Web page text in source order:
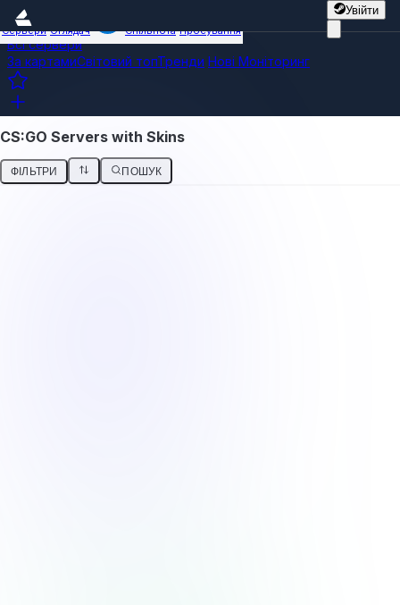
Увійти
Сервери Оглядач Спільнота Просування
Всі сервери
За картамиСвітовий топТренди Нові Моніторинг
CS:GO Servers with Skins
ФІЛЬТРИ ПОШУК